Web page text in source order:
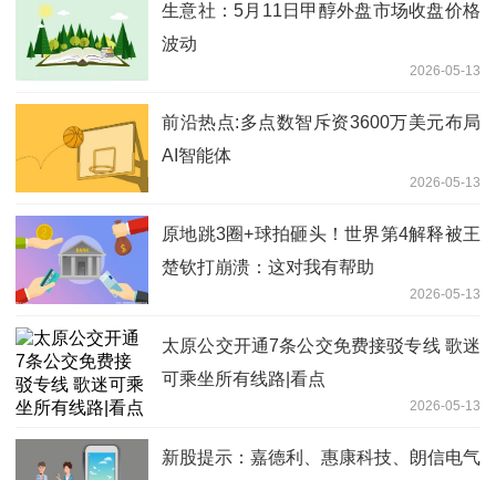
生意社：5月11日甲醇外盘市场收盘价格
波动
2026-05-13
前沿热点:多点数智斥资3600万美元布局
AI智能体
2026-05-13
原地跳3圈+球拍砸头！世界第4解释被王
楚钦打崩溃：这对我有帮助
2026-05-13
太原公交开通7条公交免费接驳专线 歌迷
可乘坐所有线路|看点
2026-05-13
新股提示：嘉德利、惠康科技、朗信电气